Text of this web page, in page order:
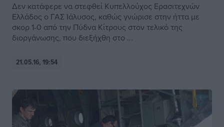
Δεν κατάφερε να στεφθεί Κυπελλούχος Ερασιτεχνών
Ελλάδος ο ΓΑΣ Ιάλυσος, καθώς γνώρισε στην ήττα με
σκορ 1-0 από την Πύδνα Κίτρους στον τελικό της
διοργάνωσης, που διεξήχθη στο ...
21.05.16, 19:54